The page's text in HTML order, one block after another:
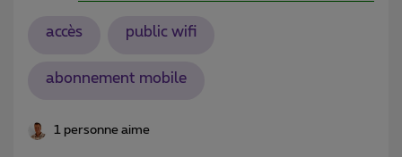
accès public wifi
abonnement mobile
1 personne aime